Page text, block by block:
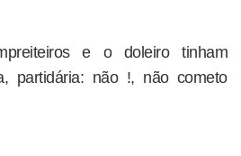
e o doleiro tinham
partidária: não !, não cometo